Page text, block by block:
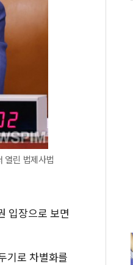
열린 법제사법
입장으로 보면
기로 차별화를